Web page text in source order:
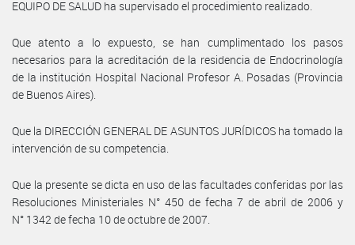
EQUIPO DE SALUD ha supervisado el procedimiento realizado.
Que atento a lo expuesto, se han cumplimentado los pasos
necesarios para la acreditación de la residencia de Endocrinología
de la institución Hospital Nacional Profesor A. Posadas (Provincia
de Buenos Aires).
Que la DIRECCIÓN GENERAL DE ASUNTOS JURÍDICOS ha tomado la
intervención de su competencia.
Que la presente se dicta en uso de las facultades conferidas por las
Resoluciones Ministeriales N° 450 de fecha 7 de abril de 2006 y
N° 1342 de fecha 10 de octubre de 2007.